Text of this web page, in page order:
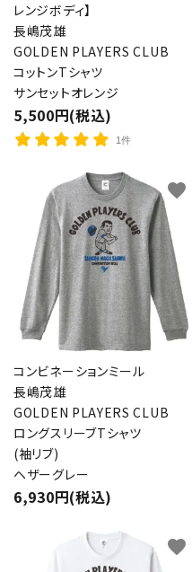
レンジボディ】
長嶋茂雄
GOLDEN PLAYERS CLUB
コットンTシャツ
サンセットオレンジ
5,500円(税込)
1件
コンビネーションミール
長嶋茂雄
GOLDEN PLAYERS CLUB
ロングスリーブTシャツ
(袖リブ)
ヘザーグレー
6,930円(税込)
favorite
favorite